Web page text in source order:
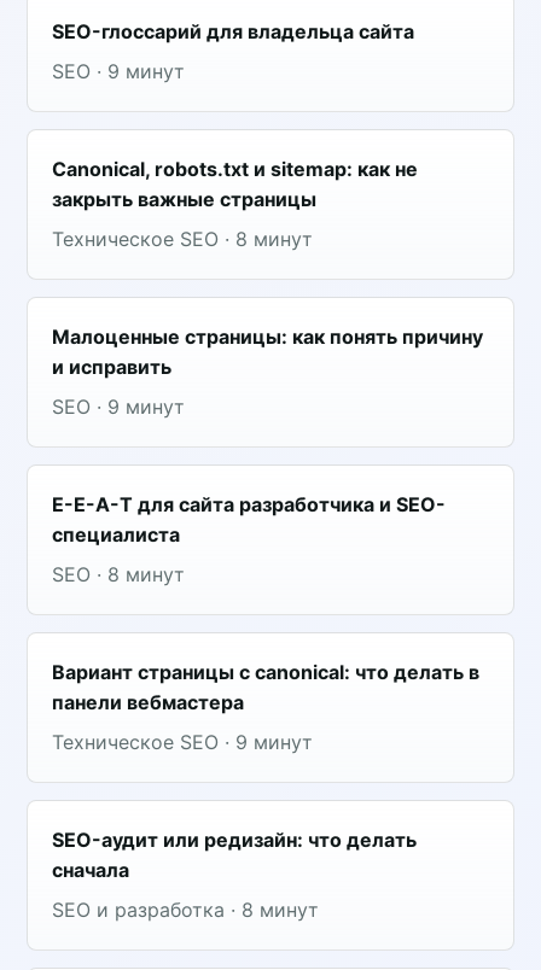
SEO-глоссарий для владельца сайта
SEO · 9 минут
Canonical, robots.txt и sitemap: как не
закрыть важные страницы
Техническое SEO · 8 минут
Малоценные страницы: как понять причину
и исправить
SEO · 9 минут
E-E-A-T для сайта разработчика и SEO-
специалиста
SEO · 8 минут
Вариант страницы с canonical: что делать в
панели вебмастера
Техническое SEO · 9 минут
SEO-аудит или редизайн: что делать
сначала
SEO и разработка · 8 минут